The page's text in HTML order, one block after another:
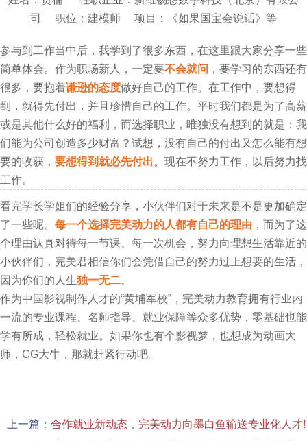
司 职位：建模师 项目：《如果国宝会说话》等
参与到工作当中后，我学到了很多东西，在这里跟大家分享一些
简单体会。作为职场新人，一定要不会就问 ，要学习的东西还有
很多，要抱着谦逊的态度做好自己的工作。在工作中，要想得
到，就得先付出，并且珍惜自己的工作。平时我们都是为了高薪
或是其他什么好的福利，而选择职业，唯独没有想到的就是：我
们能为公司创造多少财富？试想，没有自己的付出又怎么能有想
要的收获， 要想得到就必先付出。现在不努力工作，以后努力找
工作。
看完学长学姐们的经验分享，小伙伴们对于未来是不是更加确定
了一些呢。 每一个选择完美动力的人都有自己的理由 ，而为了这
个理由认真对待每一节课、每一次机会，努力向理想生活靠近的
小伙伴们，完美君相信你们会凭借自己的努力过上想要的生活，
因为你们的人生独一无二。
作为中国影视制作人才的“黄埔军校”，完美动力教育拥有行业内
一流的专业课程、名师指导、就业保障等众多优势，零基础也能
学有所成，轻松就业。如果你也有个影视梦，也想成为动画大
师，CG大牛，那就赶紧行动吧。
上一篇： 合作就业新动态，完美动力向墨白鱼输送专业化人才!